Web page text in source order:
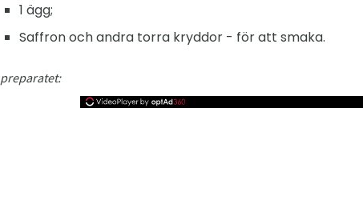
1 ägg;
Saffron och andra torra kryddor - för att smaka.
preparatet: